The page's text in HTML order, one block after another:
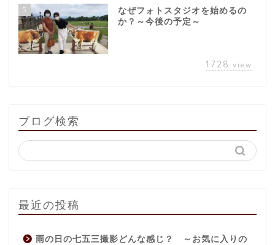
5
なぜフォトスタジオを始めるの
か？～今後の予定～
1728 view
ブログ検索
最近の投稿
雨の日の七五三撮影どんな感じ？ ～お気に入りの